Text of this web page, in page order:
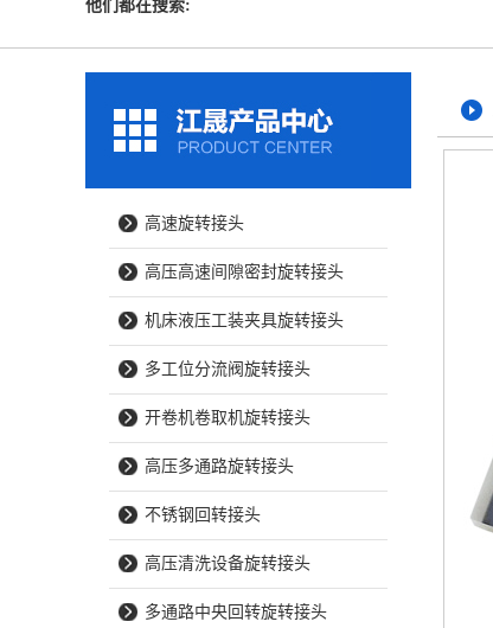
他们都在搜索:
高速旋转接头
高压高速间隙密封旋转接头
机床液压工装夹具旋转接头
多工位分流阀旋转接头
开卷机卷取机旋转接头
高压多通路旋转接头
不锈钢回转接头
高压清洗设备旋转接头
多通路中央回转旋转接头